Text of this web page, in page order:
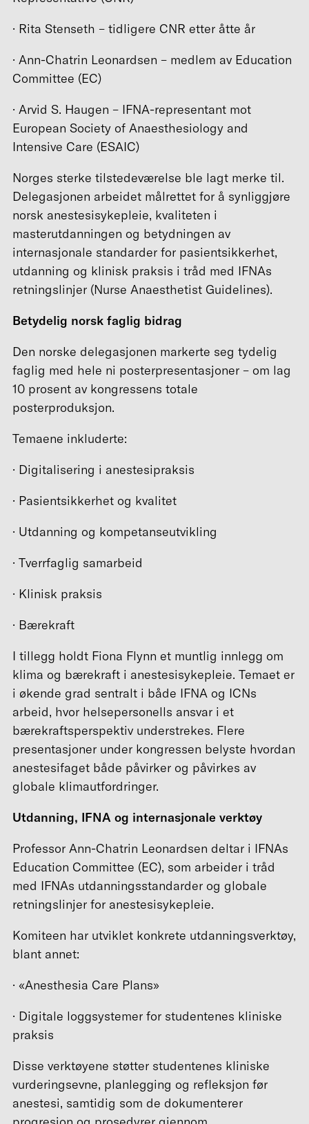
· Rita Stenseth – tidligere CNR etter åtte år
· Ann-Chatrin Leonardsen – medlem av Education
Committee (EC)
· Arvid S. Haugen – IFNA-representant mot
European Society of Anaesthesiology and
Intensive Care (ESAIC)
Norges sterke tilstedeværelse ble lagt merke til.
Delegasjonen arbeidet målrettet for å synliggjøre
norsk anestesisykepleie, kvaliteten i
masterutdanningen og betydningen av
internasjonale standarder for pasientsikkerhet,
utdanning og klinisk praksis i tråd med IFNAs
retningslinjer (Nurse Anaesthetist Guidelines).
Betydelig norsk faglig bidrag
Den norske delegasjonen markerte seg tydelig
faglig med hele ni posterpresentasjoner – om lag
10 prosent av kongressens totale
posterproduksjon.
Temaene inkluderte:
· Digitalisering i anestesipraksis
· Pasientsikkerhet og kvalitet
· Utdanning og kompetanseutvikling
· Tverrfaglig samarbeid
· Klinisk praksis
· Bærekraft
I tillegg holdt Fiona Flynn et muntlig innlegg om
klima og bærekraft i anestesisykepleie. Temaet er
i økende grad sentralt i både IFNA og ICNs
arbeid, hvor helsepersonells ansvar i et
bærekraftsperspektiv understrekes. Flere
presentasjoner under kongressen belyste hvordan
anestesifaget både påvirker og påvirkes av
globale klimautfordringer.
Utdanning, IFNA og internasjonale verktøy
Professor Ann-Chatrin Leonardsen deltar i IFNAs
Education Committee (EC), som arbeider i tråd
med IFNAs utdanningsstandarder og globale
retningslinjer for anestesisykepleie.
Komiteen har utviklet konkrete utdanningsverktøy,
blant annet:
· «Anesthesia Care Plans»
· Digitale loggsystemer for studentenes kliniske
praksis
Disse verktøyene støtter studentenes kliniske
vurderingsevne, planlegging og refleksjon før
anestesi, samtidig som de dokumenterer